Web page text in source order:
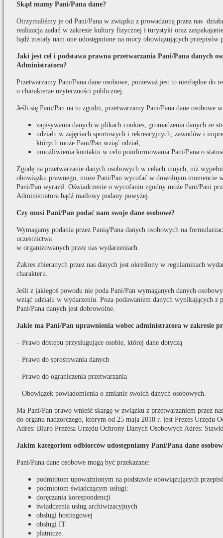
Skąd mamy Pani/Pana dane?
Otrzymaliśmy je od Pani/Pana w związku z prowadzoną przez nas
realizacja zadań w zakresie kultury fizycznej i turystyki oraz
bądź zostały nam one udostępnione na mocy obowiązujących przepisów
Jaki jest cel i podstawa prawna przetwarzania Pani/Pana danych
Administratora?
Przetwarzamy Pani/Pana dane osobowe, ponieważ jest to niezbędne do
o charakterze użyteczności publicznej.
Jeśli się Pani/Pan na to zgodzi, przetwarzamy Pani/Pana dane osobowe
zapisywania danych w plikach cookies, gromadzenia danych ze
udziału w zajęciach sportowych i rekreacyjnych, zawodów i
których może Pani/Pan wziąć udział;
umożliwienia kontaktu w celu poinformowania Pani/Pana o
Zgodę na przetwarzanie danych osobowych w celach innych, niż
obowiązku prawnego, może Pani/Pan wycofać w dowolnym momencie
Pani/Pan wyraził. Oświadczenie o wycofaniu zgodny może Pani/Pani
Administratora bądź mailowy podany powyżej.
Czy musi Pani/Pan podać nam swoje dane osobowe?
Wymagamy podania przez Panią/Pana danych osobowych na
uczestnictwa
w organizowanych przez nas wydarzeniach.
Zakres zbieranych przez nas danych jest określony w regulaminach
charakteru.
Jeśli z jakiegoś powodu nie poda Pani/Pan wymaganych danych
wziąć udziału w wydarzeniu. Poza podawaniem danych wynikających z
Pani/Pana danych jest dobrowolne.
Jakie ma Pani/Pan uprawnienia wobec administratora w zakresie
– Prawo dostępu przysługujące osobie, której dane dotyczą
– Prawo do sprostowania danych
– Prawo do ograniczenia przetwarzania
– Obowiązek powiadomienia o zmianie swoich danych osobowych.
Ma Pani/Pan prawo wnieść skargę w związku z przetwarzaniem przez
do organu nadzorczego, którym od 25 maja 2018 r. jest Prezes Urzędu
Adres: Biuro Prezesa Urzędu Ochrony Danych Osobowych Adres:
Jakim kategoriom odbiorców udostępniamy Pani/Pana dane
Pani/Pana dane osobowe mogą być przekazane:
podmiotom upoważnionym na podstawie obowiązujących
podmiotom świadczącym usługi:
doręczania korespondencji
świadczenia usług archiwizacyjnych
obsługi hostingowej
obsługi IT
płatnicze.